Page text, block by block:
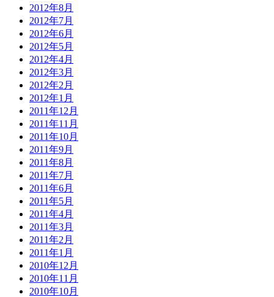
2012年8月
2012年7月
2012年6月
2012年5月
2012年4月
2012年3月
2012年2月
2012年1月
2011年12月
2011年11月
2011年10月
2011年9月
2011年8月
2011年7月
2011年6月
2011年5月
2011年4月
2011年3月
2011年2月
2011年1月
2010年12月
2010年11月
2010年10月